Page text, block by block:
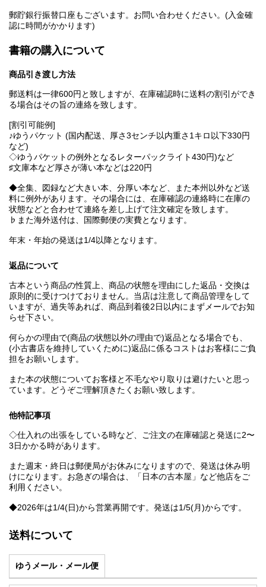
郵貯銀行振替口座もございます。お問い合わせください。(入金確
認に時間がかかります)
書籍の購入について
商品引き渡し方法
郵送料は一律600円と致しますが、在庫確認時に送料の割引ができ
る場合はその旨の連絡を致します。
[割引可能例]
♪ゆうパケット (国内配送、厚さ3センチ以内重さ1キロ以下330円
など)
◇ゆうパケットの例外となるレターパックライト430円)など
♯文庫本など厚さが薄い本などは220円
◆全集、図録など大きい本、分厚い本など、また本州以外など送
料に例外があります。その場合には、在庫確認の連絡時に在庫の
状態などと合わせて連絡を差し上げて注文確定を致します。
♭また海外送付は、国際郵便の実費となります。
年末・年始の発送は1/4以降となります。
返品について
古本という商品の性質上、商品の状態を理由にした返品・交換は
原則的に受けつけておりません。当店は注意して商品管理をして
いますが、過失等あれば、商品到着後2日以内にまずメールでお知
らせ下さい。
何らかの理由で(商品の状態以外の理由で)返品となる場合でも、
(小古書店を維持していくために)返品に係るコストはお客様にご負
担をお願いします。
また本の状態についてお客様と不毛なやり取りは避けたいと思っ
ています。どうぞご理解頂きたくお願い致します。
他特記事項
◇仕入れの出張をしている時など、ご注文の在庫確認と発送に2〜
3日かかる時があります。
また週末・終日は郵便局がお休みになりますので、発送は休み明
けになります。お急ぎの場合は、「日本の古本屋」など他店をご
利用ください。
◆2026年は1/4(日)から営業再開です。発送は1/5(月)からです。
送料について
ゆうメール・メール便